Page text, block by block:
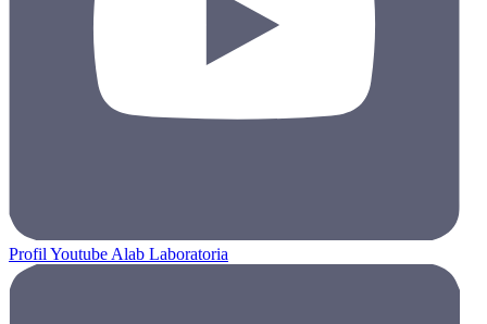
Profil Youtube Alab Laboratoria